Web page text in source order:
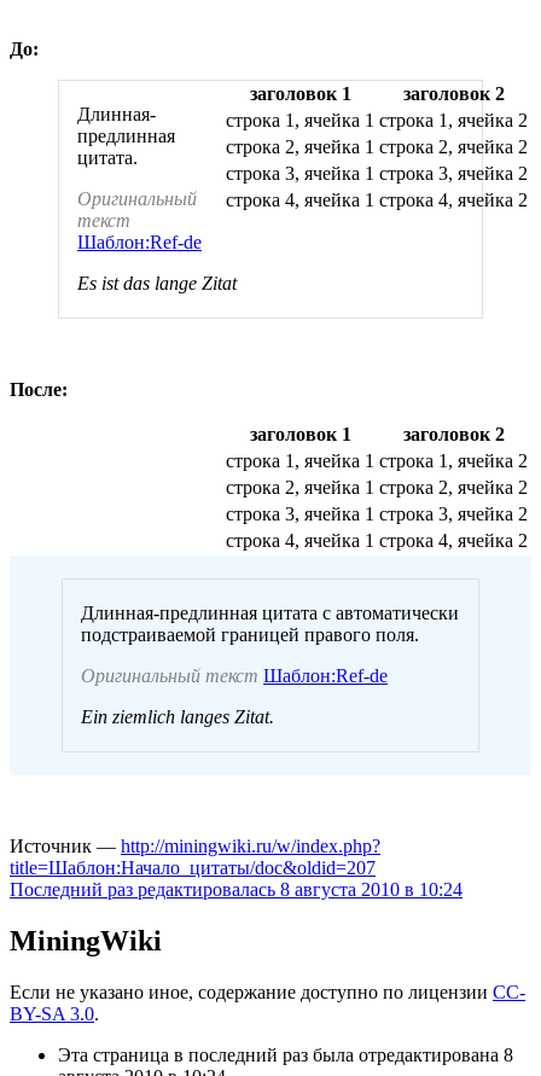
До:
заголовок 1
заголовок 2
строка 1, ячейка 1 строка 1, ячейка 2
строка 2, ячейка 1 строка 2, ячейка 2
строка 3, ячейка 1 строка 3, ячейка 2
строка 4, ячейка 1 строка 4, ячейка 2
Длинная-
предлинная
цитата.
Оригинальный
текст
Шаблон:Ref-de
Es ist das lange Zitat
После:
заголовок 1
заголовок 2
строка 1, ячейка 1 строка 1, ячейка 2
строка 2, ячейка 1 строка 2, ячейка 2
строка 3, ячейка 1 строка 3, ячейка 2
строка 4, ячейка 1 строка 4, ячейка 2
Длинная-предлинная цитата c автоматически
подстраиваемой границей правого поля.
Оригинальный текст Шаблон:Ref-de
Ein ziemlich langes Zitat.
Источник — http://miningwiki.ru/w/index.php?
title=Шаблон:Начало_цитаты/doc&oldid=207
Последний раз редактировалась 8 августа 2010 в 10:24
MiningWiki
Если не указано иное, содержание доступно по лицензии CC-
BY-SA 3.0.
Эта страница в последний раз была отредактирована 8